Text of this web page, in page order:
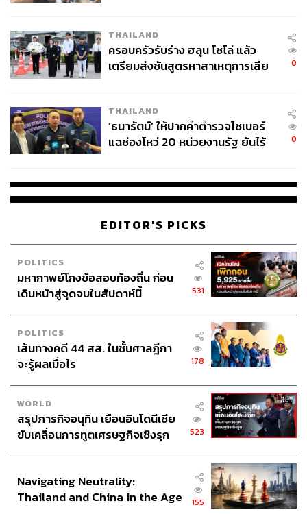
จ่ายหนี้-แอบระบุแบรนด์
THAILAND
ครอบครัวรับร่าง ฮลุน โซโล่ แล้ว
เตรียมส่งชันสูตรหาสาเหตุการเสีย
0
THAILAND
‘ธนารัตน์’ ให้ปากคำตำรวจไซเบอร์
แฉช่องโหว่ 20 หน่วยงานรัฐ ยันไร้
0
EDITOR'S PICKS
POLITICS
มหากาพย์โกงข้อสอบท้องถิ่น ก่อน
เดินหน้าสู่จุดจบในสัปดาห์นี้
531
POLITICS
เส้นทางคดี 44 สส. ในชั้นศาลฎีกา
จะรู้ผลเมื่อไร
178
WORLD
สรุปภารกิจอนุทิน เยือนอินโดนีเซีย
ขับเคลื่อนการทูตเศรษฐกิจเชิงรุก
523
Navigating Neutrality:
Thailand and China in the Age
155